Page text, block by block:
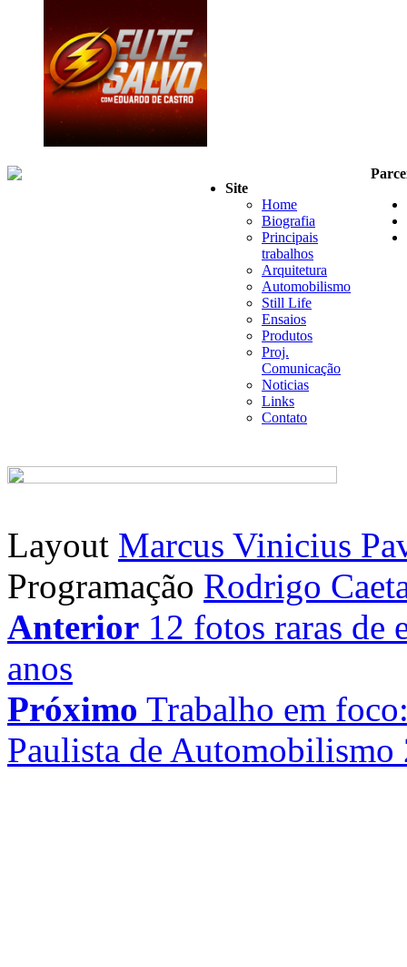
Site
Home
Biografia
Principais
trabalhos
Arquitetura
Automobilismo
Still Life
Ensaios
Produtos
Proj.
Comunicação
Noticias
Links
Contato
Layout Marcus Vinicius
Programação Rodrigo
Anterior 12 fotos raras de
anos
Próximo Trabalho em
Paulista de Automobilismo